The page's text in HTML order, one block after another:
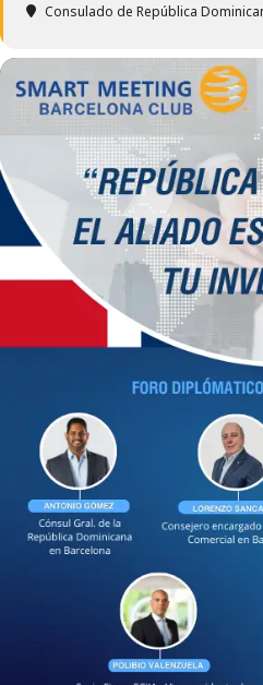
Consulado de República